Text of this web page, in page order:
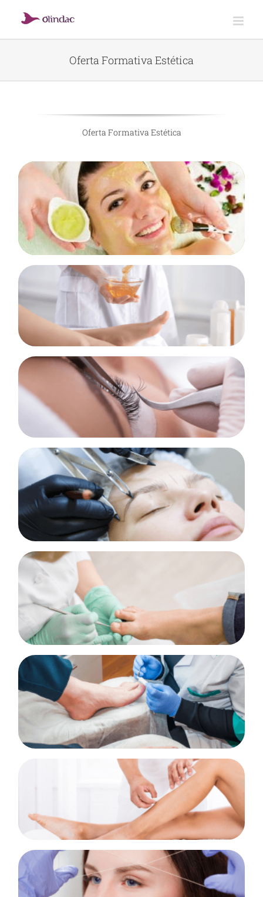
Oferta Formativa Estética
Oferta Formativa Estética
Curso de Estéticista
Nível 4
SABER MAIS!
Assistente de cuidados de Beleza Nível 2
SABER MAIS!
Extensão e permanente de pestanas
SABER MAIS!
Design de sobrancelhas
25 Horas
SABER MAIS!
Técnicas de pedicure
SABER MAIS!
Pedicure cientifica
25 Horas
SABER MAIS!
Técnicas de depilação e coloração do pelo 50 horas
SABER MAIS!
Epilação com fio
25 Horas